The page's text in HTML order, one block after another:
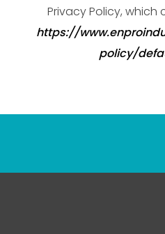
Privacy Policy,
https://
policy/